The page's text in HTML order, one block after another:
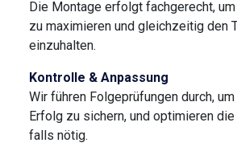
Die Montage erfolgt fachgerecht,
zu maximieren und gleichzeitig den
einzuhalten.
Kontrolle & Anpassung
Wir führen Folgeprüfungen durch,
Erfolg zu sichern, und optimieren
falls nötig.